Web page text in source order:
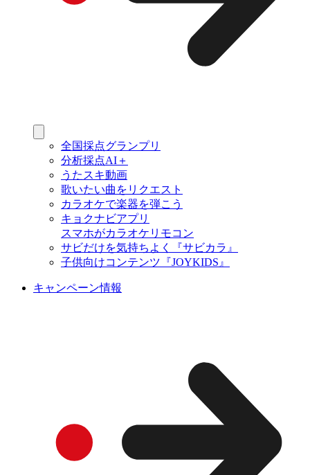
全国採点グランプリ
分析採点AI＋
うたスキ動画
歌いたい曲をリクエスト
カラオケで楽器を弾こう
キョクナビアプリ
スマホがカラオケリモコン
サビだけを気持ちよく『サビカラ』
子供向けコンテンツ『JOYKIDS』
キャンペーン情報